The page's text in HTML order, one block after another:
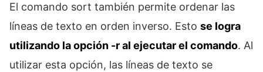
El comando sort también permite ordenar las
líneas de texto en orden inverso. Esto se logra
utilizando la opción -r al ejecutar el comando. Al
utilizar esta opción, las líneas de texto se